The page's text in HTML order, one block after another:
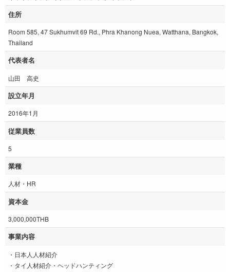
住所
Room 585, 47 Sukhumvit 69 Rd., Phra Khanong Nuea, Watthana, Bangkok,
Thailand
代表者名
山田 高史
設立年月
2016年1月
従業員数
5
業種
人材・HR
資本金
3,000,000THB
事業内容
・日本人人材紹介
・タイ人材紹介・ヘッドハンティング